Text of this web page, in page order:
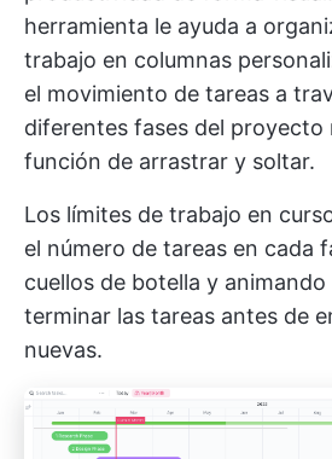
herramienta le ayuda a
trabajo en columnas
el movimiento de tareas a
diferentes fases del proyecto
función de arrastrar y soltar.
Los límites de trabajo en
el número de tareas en cada
cuellos de botella y animando
terminar las tareas antes de
nuevas.